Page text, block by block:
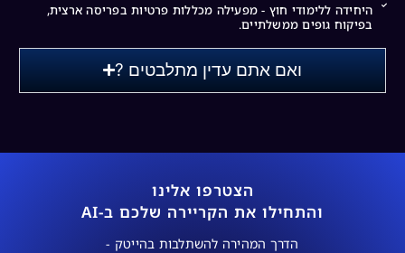
היחידה ללימודי חוץ - מפעילה מכללות פרטיות בפריסה ארצית,
בפיקוח גופים ממשלתיים.
ואם אתם עדין מתלבטים ?
הצטרפו אלינו
והתחילו את הקריירה שלכם ב-AI
הדרך המהירה להשתלבות בהייטק -